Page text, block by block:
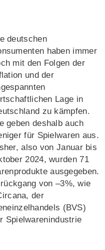
deutschen
haben immer
mit den Folgen der
und der
Lage in
zu kämpfen.
geben deshalb auch
für Spielwaren aus.
also von Januar bis
2024, wurden 71
ausgegeben.
von –3%, wie
der
(BVS)
Spielwarenindustrie